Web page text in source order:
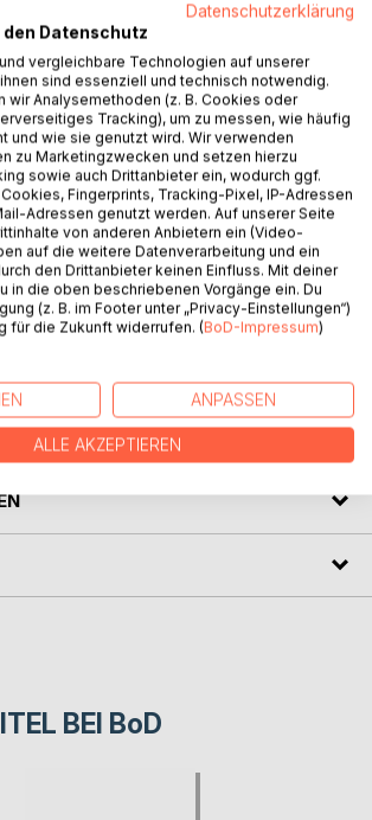
von einem MC und mich als Free
BEI BoD
Datenschutzerklärung
Datenschutz
vergleichbare Technologien auf unserer
sind essenziell und technisch notwendig.
wir Analysemethoden (z. B. Cookies oder
Tracking), um zu messen, wie häufig
und wie sie genutzt wird. Wir verwenden
zu Marketingzwecken und setzen hierzu
sowie auch Drittanbieter ein, wodurch ggf.
Fingerprints, Tracking-Pixel, IP-Adressen
Adressen genutzt werden. Auf unserer Seite
von anderen Anbietern ein (Video-
auf die weitere Datenverarbeitung und ein
den Drittanbieter keinen Einfluss. Mit deiner
in die oben beschriebenen Vorgänge ein. Du
(z. B. im Footer unter „Privacy-Einstellungen“)
für die Zukunft widerrufen. (BoD-Impressum)
ANPASSEN
ALLE AKZEPTIEREN